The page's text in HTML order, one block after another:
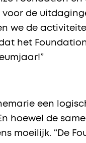
de
we de
het
een
hoewel de
moeilijk. “De